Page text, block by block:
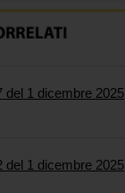
del 1 dicembre 2025
del 1 dicembre 2025